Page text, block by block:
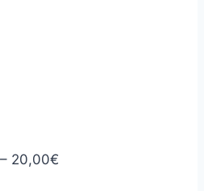
20,00€